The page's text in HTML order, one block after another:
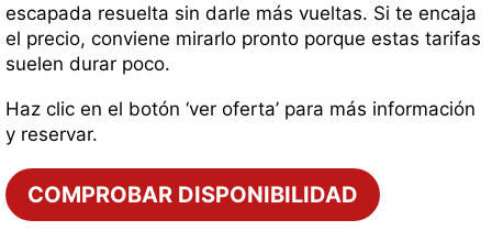
escapada resuelta sin darle más vueltas. Si te encaja
el precio, conviene mirarlo pronto porque estas tarifas
suelen durar poco.
Haz clic en el botón ‘ver oferta’ para más información
y reservar.
COMPROBAR DISPONIBILIDAD